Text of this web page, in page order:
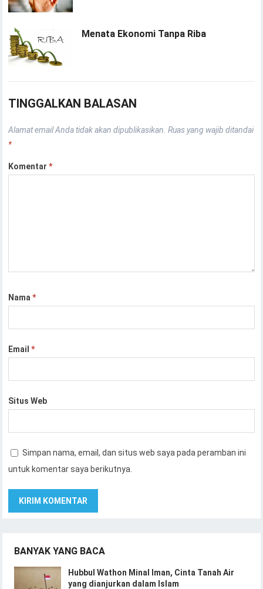
Menata Ekonomi Tanpa Riba
TINGGALKAN BALASAN
Alamat email Anda tidak akan dipublikasikan. Ruas yang wajib ditandai
*
Komentar*
Nama*
Email*
Situs Web
Simpan nama, email, dan situs web saya pada peramban ini
untuk komentar saya berikutnya.
BANYAK YANG BACA
Hubbul Wathon Minal Iman, Cinta Tanah Air
yang dianjurkan dalam Islam